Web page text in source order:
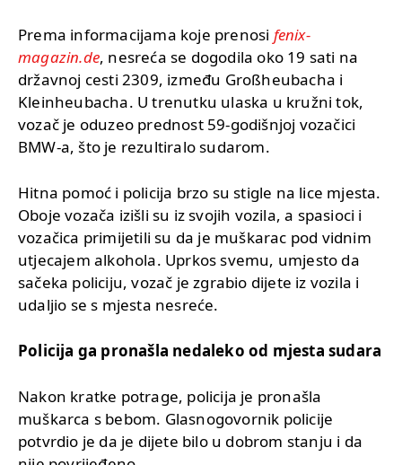
Prema informacijama koje prenosi fenix-
magazin.de, nesreća se dogodila oko 19 sati na
državnoj cesti 2309, između Großheubacha i
Kleinheubacha. U trenutku ulaska u kružni tok,
vozač je oduzeo prednost 59-godišnjoj vozačici
BMW-a, što je rezultiralo sudarom.
Hitna pomoć i policija brzo su stigle na lice mjesta.
Oboje vozača izišli su iz svojih vozila, a spasioci i
vozačica primijetili su da je muškarac pod vidnim
utjecajem alkohola. Uprkos svemu, umjesto da
sačeka policiju, vozač je zgrabio dijete iz vozila i
udaljio se s mjesta nesreće.
Policija ga pronašla nedaleko od mjesta sudara
Nakon kratke potrage, policija je pronašla
muškarca s bebom. Glasnogovornik policije
potvrdio je da je dijete bilo u dobrom stanju i da